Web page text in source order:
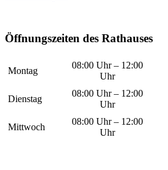
Öffnungszeiten des Rathauses
Montag
08:00 Uhr – 12:00
Uhr
Dienstag
08:00 Uhr – 12:00
Uhr
Mittwoch
08:00 Uhr – 12:00
Uhr